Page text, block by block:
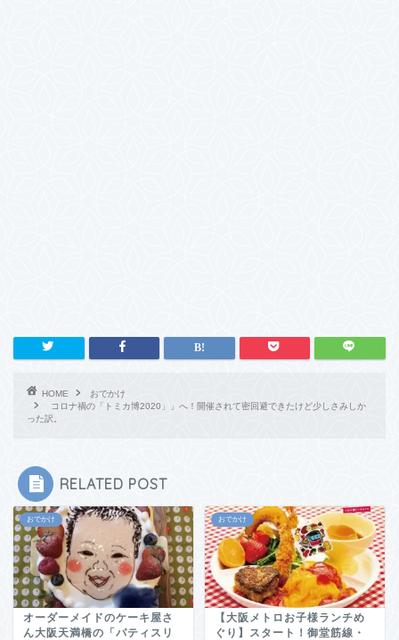
HOME
おでかけ
コロナ禍の「トミカ博2020」」へ！開催されて密回避できたけど少しさみしか
った訳。
RELATED POST
おでかけ
オーダーメイドのケーキ屋さ
ん大阪天満橋の「パティスリ
おでかけ
【大阪メトロお子様ランチめ
ぐり】スタート！御堂筋線・